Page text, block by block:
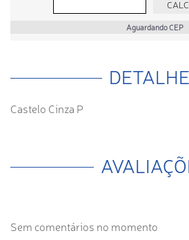
Aguardando CEP
Castelo Cinza P
Sem comentários no momento